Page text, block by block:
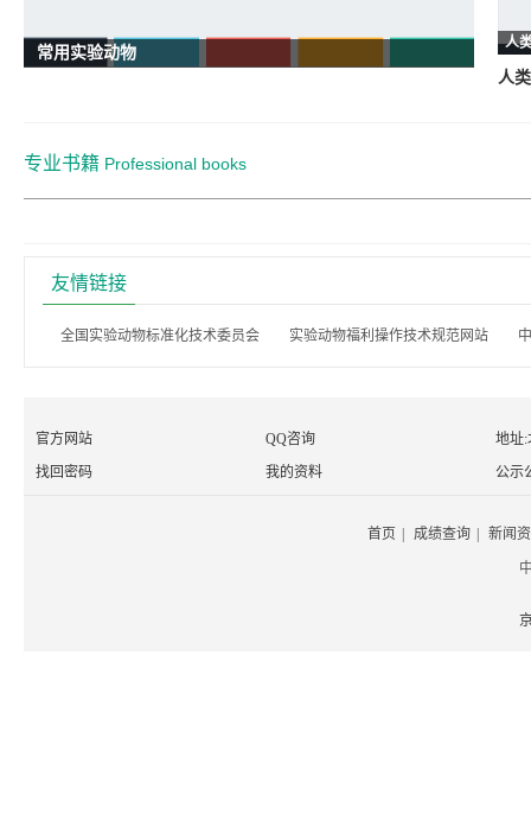
常用实验动物
人
人
专业书籍 Professional books
友情链接
全国实验动物标准化技术委员会 实验动物福利操作技术规范网站
官方网站 QQ咨询
地址:
找回密码
我的资料 公示
首页 成绩查询 新闻